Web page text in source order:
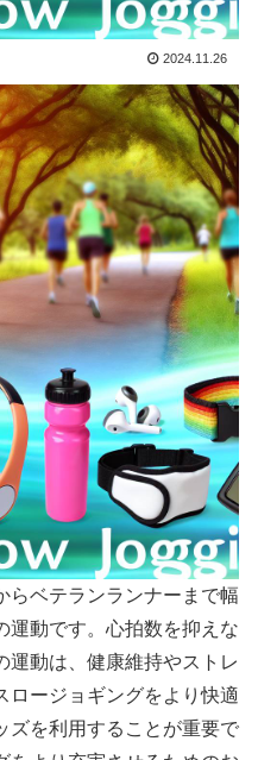
2024.11.26
らベテランランナーまで幅
運動です。心拍数を抑えな
運動は、健康維持やストレ
ロージョギングをより快適
ズを利用することが重要で